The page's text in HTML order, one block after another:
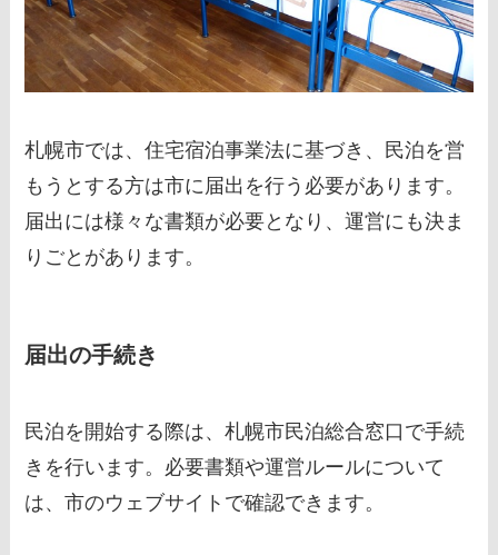
札幌市では、住宅宿泊事業法に基づき、民泊を営
もうとする方は市に届出を行う必要があります。
届出には様々な書類が必要となり、運営にも決ま
りごとがあります。
届出の手続き
民泊を開始する際は、札幌市民泊総合窓口で手続
きを行います。必要書類や運営ルールについて
は、市のウェブサイトで確認できます。